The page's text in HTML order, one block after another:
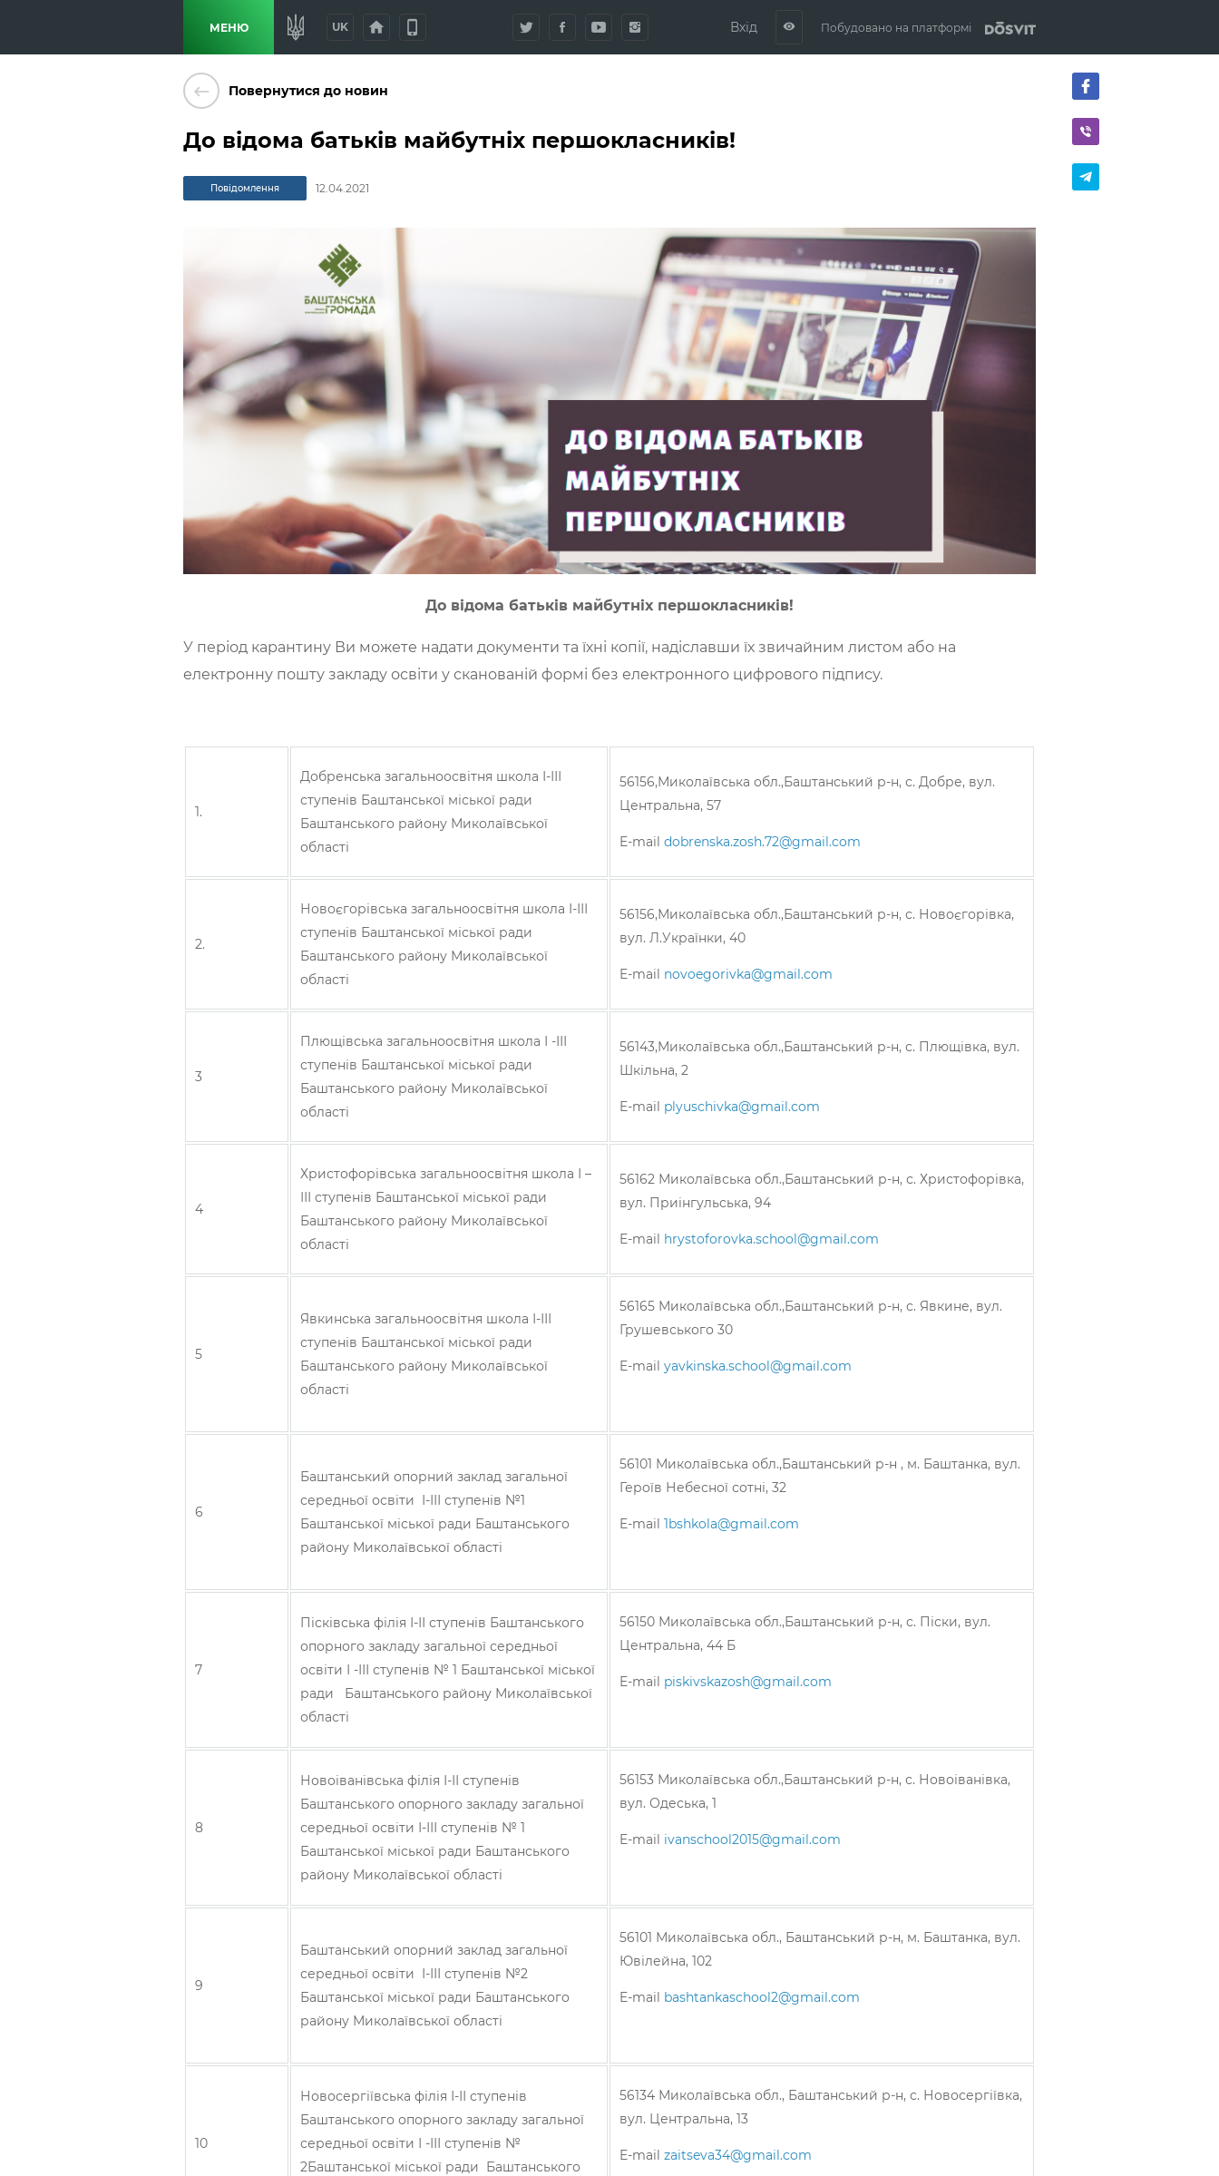
МЕНЮ UK home phone_iphone Вхід visibility Побудовано на платформі
keyboard_backspace Повернутися до новин
До відома батьків майбутніх першокласників!
Повідомлення 12.04.2021
До відома батьків майбутніх першокласників!
У період карантину Ви можете надати документи та їхні копії, надіславши їх звичайним листом або на
електронну пошту закладу освіти у сканованій формі без електронного цифрового підпису.
1.
Добренська загальноосвітня школа І-ІІІ
ступенів Баштанської міської ради
Баштанського району Миколаївської
області
56156,Миколаївська обл.,Баштанський р-н, с. Добре, вул.
Центральна, 57
E-mail dobrenska.zosh.72@gmail.com
2.
Новоєгорівська загальноосвітня школа І-ІІІ
ступенів Баштанської міської ради
Баштанського району Миколаївської
області
56156,Миколаївська обл.,Баштанський р-н, с. Новоєгорівка,
вул. Л.Українки, 40
E-mail novoegorivka@gmail.com
3
Плющівська загальноосвітня школа І -ІІІ
ступенів Баштанської міської ради
Баштанського району Миколаївської
області
56143,Миколаївська обл.,Баштанський р-н, с. Плющівка, вул.
Шкільна, 2
E-mail plyuschivka@gmail.com
4
Христофорівська загальноосвітня школа І –
ІІІ ступенів Баштанської міської ради
Баштанського району Миколаївської
області
56162 Миколаївська обл.,Баштанський р-н, с. Христофорівка,
вул. Приінгульська, 94
E-mail hrystoforovka.school@gmail.com
5
Явкинська загальноосвітня школа І-ІІІ
ступенів Баштанської міської ради
Баштанського району Миколаївської
області
56165 Миколаївська обл.,Баштанський р-н, с. Явкине, вул.
Грушевського 30
E-mail yavkinska.school@gmail.com
6
Баштанський опорний заклад загальної
середньої освіти І-ІІІ ступенів №1
Баштанської міської ради Баштанського
району Миколаївської області
56101 Миколаївська обл.,Баштанський р-н , м. Баштанка, вул.
Героїв Небесної сотні, 32
E-mail 1bshkola@gmail.com
7
Пісківська філія І-ІІ ступенів Баштанського
опорного закладу загальної середньої
освіти І -ІІІ ступенів № 1 Баштанської міської
ради Баштанського району Миколаївської
області
56150 Миколаївська обл.,Баштанський р-н, с. Піски, вул.
Центральна, 44 Б
E-mail piskivskazosh@gmail.com
8
Новоіванівська філія І-ІІ ступенів
Баштанського опорного закладу загальної
середньої освіти І-ІІІ ступенів № 1
Баштанської міської ради Баштанського
району Миколаївської області
56153 Миколаївська обл.,Баштанський р-н, с. Новоіванівка,
вул. Одеська, 1
E-mail ivanschool2015@gmail.com
9
Баштанський опорний заклад загальної
середньої освіти І-ІІІ ступенів №2
Баштанської міської ради Баштанського
району Миколаївської області
56101 Миколаївська обл., Баштанський р-н, м. Баштанка, вул.
Ювілейна, 102
E-mail bashtankaschool2@gmail.com
10
Новосергіївська філія І-ІІ ступенів
Баштанського опорного закладу загальної
середньої освіти І -ІІІ ступенів №
2Баштанської міської ради Баштанського
56134 Миколаївська обл., Баштанський р-н, с. Новосергіївка,
вул. Центральна, 13
E-mail zaitseva34@gmail.com